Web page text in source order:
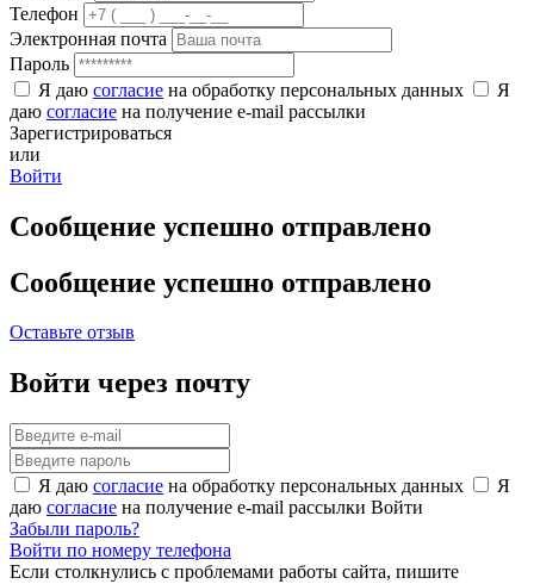
Телефон
Электронная почта
Пароль
Я даю согласие на обработку персональных данных
Я
даю согласие на получение e-mail рассылки
Зарегистрироваться
или
Войти
Сообщение успешно отправлено
Сообщение успешно отправлено
Оставьте отзыв
Войти через почту
Я даю согласие на обработку персональных данных
Я
даю согласие на получение e-mail рассылки Войти
Забыли пароль?
Войти по номеру телефона
Если столкнулись с проблемами работы сайта, пишите